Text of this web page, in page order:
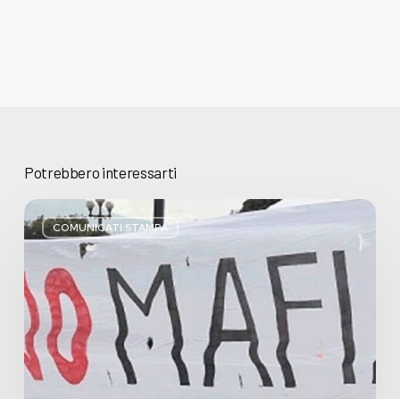
Potrebbero interessarti
COMUNICATI STAMPA
Basta
bugie,
Regione
Lombardia
pratica
l’antimafia
solo
a
parole